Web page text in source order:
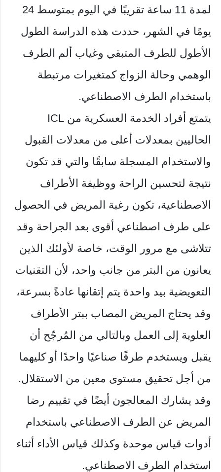
لمدة 11 ساعة تقريبًا في اليوم بمتوسط ​​24
يومًا في الشهر، حددت هذه الدراسة الطول
الأطول للطرف المتبقي وغياب ألم الطرف
الوهمي وحالة الزواج كمتغيرات مرتبطة
باستخدام الطرف الاصطناعي.
يتمتع أفراد الخدمة العسكرية من ICL
الحاليين بمعدلات أعلى من معدلات القبول
والاستخدام المسجلة سابقًا والتي قد تكون
نتيجة لتحسين الراحة ووظيفة الأطراف
الاصطناعية، تكون رغبة المريض في الحصول
على طرف اصطناعي أقوى بعد الجراحة وقد
تتلاشى مع مرور الوقت، خاصة لأولئك الذين
يعانون من البتر من جانب واحد، لأن التقنيات
التعويضية بيد واحدة يتم إتقانها عادةً بسرعة،
وقد يحتاج المريض المصاب ببتر الأطراف
العلوية إلى العمل وبالتالي من المُرجّح أن
يقبل ويستخدم طرفًا صناعيًا واحدًا أو كليهما
من أجل تحقيق مستوى معين من الاستقلال.
وقد يشارك المعالجون أيضًا في تقييم رضا
المريض عن الطرف الاصطناعي باستخدام
أدوات قياس موحدة وكذلك قياس الأداء أثناء
استخدام الطرف الاصطناعي.